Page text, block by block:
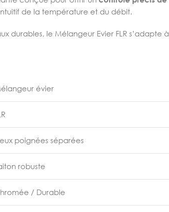
de la température et du débit.
durables, le Mélangeur Evier FLR
évier
poignées séparées
robuste
/ Durable